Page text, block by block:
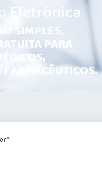
Eletrônica
SIMPLES,
PARA
FARMACÊUTICOS.
''